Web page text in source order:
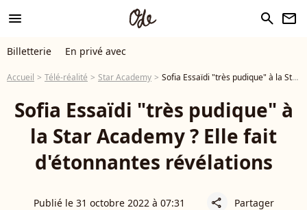
menu search newsletter
Billetterie En privé avec
Accueil Télé-réalité Star Academy Sofia Essaïdi "très pudique" à la Star Academy ? Elle fait d'étonnantes révélations
Sofia Essaïdi "très pudique" à
la Star Academy ? Elle fait
d'étonnantes révélations
Publié le 31 octobre 2022 à 07:31 share Partager